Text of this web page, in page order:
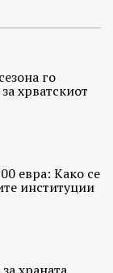
го
хрватскиот
евра: Како се
институции